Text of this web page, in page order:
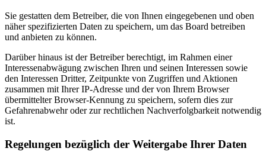
Sie gestatten dem Betreiber, die von Ihnen eingegebenen und oben
näher spezifizierten Daten zu speichern, um das Board betreiben
und anbieten zu können.
Darüber hinaus ist der Betreiber berechtigt, im Rahmen einer
Interessenabwägung zwischen Ihren und seinen Interessen sowie
den Interessen Dritter, Zeitpunkte von Zugriffen und Aktionen
zusammen mit Ihrer IP-Adresse und der von Ihrem Browser
übermittelter Browser-Kennung zu speichern, sofern dies zur
Gefahrenabwehr oder zur rechtlichen Nachverfolgbarkeit notwendig
ist.
Regelungen bezüglich der Weitergabe Ihrer Daten